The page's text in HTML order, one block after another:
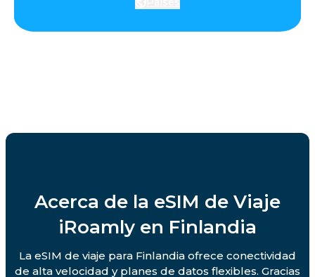
Acerca de la eSIM de Viaje
iRoamly en Finlandia
La eSIM de viaje para Finlandia ofrece conectividad
de alta velocidad y planes de datos flexibles. Gracias